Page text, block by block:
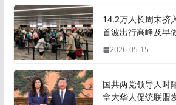
14.2万人长周末挤
首波出行高峰及早
2026-05-15
国共两党领导人时
拿大华人促统联盟